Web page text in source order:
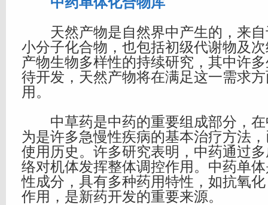
天然产物是自然界中产生的，来自
小分子化合物，也包括初级代谢物及
产物生物多样性的持续研究，其中许
待开发，天然产物将在满足这一需求
用。
中草药是中药的重要组成部分，在
为是许多急慢性疾病的基本治疗方法
使用历史。许多研究表明，中药通过
络对机体发挥整体调控作用。中药单
性成分，具有多种药用特性，如抗氧
作用，是新药开发的重要来源。